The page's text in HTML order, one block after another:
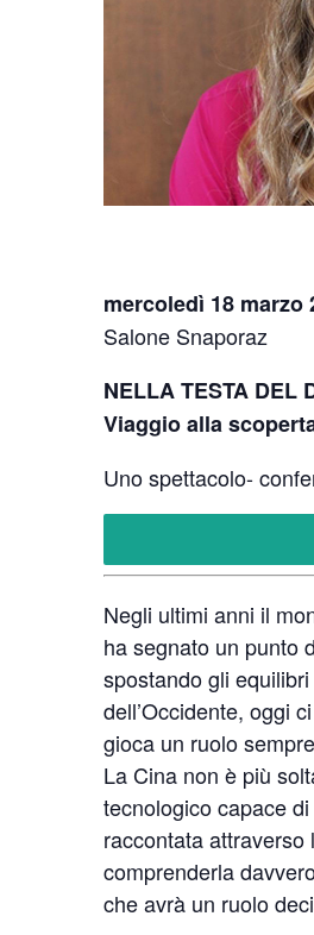
mercoledì 18 marzo
Salone Snaporaz
NELLA TESTA DEL
Viaggio alla
Uno spettacolo-
Negli ultimi anni il
ha segnato un punto
spostando gli
dell’Occidente, oggi
gioca un ruolo
La Cina non è più
tecnologico capace
raccontata
comprenderla
che avrà un ruolo